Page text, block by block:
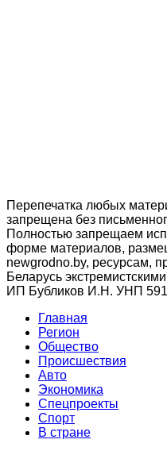
Перепечатка любых
запрещена без
Полностью запрещаем
форме материалов,
newgrodno.by, ресурсам,
Беларусь
ИП Бубликов И.Н. УНП
Главная
Регион
Общество
Происшествия
Авто
Экономика
Спецпроекты
Cпорт
В стране